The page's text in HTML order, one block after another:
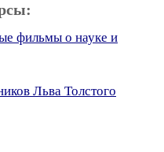
фильмы о науке и
Льва Толстого